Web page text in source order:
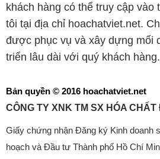
khách hàng có thể truy cập vào
tôi tại địa chỉ hoachatviet.net.
được phục vụ và xây dựng mối
triển lâu dài với quý khách hàng.
Bản quyền © 2016 hoachatviet.net
CÔNG TY XNK TM SX HÓA
Giấy chứng nhận Đăng ký Kinh doanh
hoạch và Đầu tư Thành phố Hồ Chí